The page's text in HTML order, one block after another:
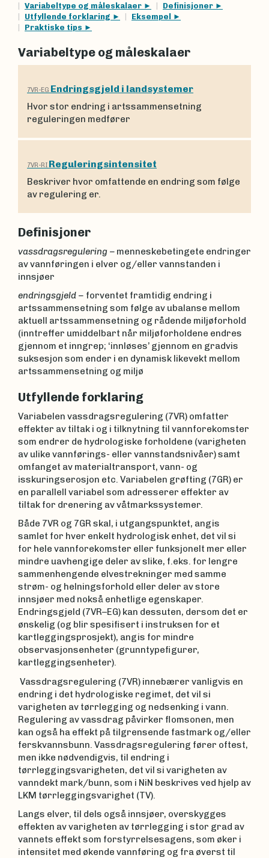
Variabeltype og måleskalaer
Definisjoner
Utfyllende forklaring
Eksempel
Praktiske tips
Variabeltype og måleskalaer
7VR-EG Endringsgjeld i landsystemer
Hvor stor endring i artssammensetning
reguleringen medfører
7VR-RI Reguleringsintensitet
Beskriver hvor omfattende en endring som følge
av regulering er.
Definisjoner
vassdragsregulering – menneskebetingete endringer
av vannføringen i elver og/eller vannstanden i
innsjøer
endringsgjeld – forventet framtidig endring i
artssammensetning som følge av ubalanse mellom
aktuell artssammensetning og rådende miljøforhold
(inntreffer umiddelbart når miljøforholdene endres
gjennom et inngrep; ‘innløses’ gjennom en gradvis
suksesjon som ender i en dynamisk likevekt mellom
artssammensetning og miljø
Utfyllende forklaring
Variabelen vassdragsregulering (7VR) omfatter
effekter av tiltak i og i tilknytning til vannforekomster
som endrer de hydrologiske forholdene (varigheten
av ulike vannførings- eller vannstandsnivåer) samt
omfanget av materialtransport, vann- og
isskuringserosjon etc. Variabelen grøfting (7GR) er
en parallell variabel som adresserer effekter av
tiltak for drenering av våtmarkssystemer.
Både 7VR og 7GR skal, i utgangspunktet, angis
samlet for hver enkelt hydrologisk enhet, det vil si
for hele vannforekomster eller funksjonelt mer eller
mindre uavhengige deler av slike, f.eks. for lengre
sammenhengende elvestrekninger med samme
strøm- og helningsforhold eller deler av store
innsjøer med nokså enhetlige egenskaper.
Endringsgjeld (7VR–EG) kan dessuten, dersom det er
ønskelig (og blir spesifisert i instruksen for et
kartleggingsprosjekt), angis for mindre
observasjonsenheter (grunntypefigurer,
kartleggingsenheter).
Vassdragsregulering (7VR) innebærer vanligvis en
endring i det hydrologiske regimet, det vil si
varigheten av tørrlegging og nedsenking i vann.
Regulering av vassdrag påvirker flomsonen, men
kan også ha effekt på tilgrensende fastmark og/eller
ferskvannsbunn. Vassdragsregulering fører oftest,
men ikke nødvendigvis, til endring i
tørrleggingsvarigheten, det vil si varigheten av
vanndekt mark/bunn, som i NiN beskrives ved hjelp av
LKM tørrleggingsvarighet (TV).
Langs elver, til dels også innsjøer, overskygges
effekten av varigheten av tørrlegging i stor grad av
vannets effekt som forstyrrelsesagens, som øker i
intensitet med økende vannføring og fra øverst til